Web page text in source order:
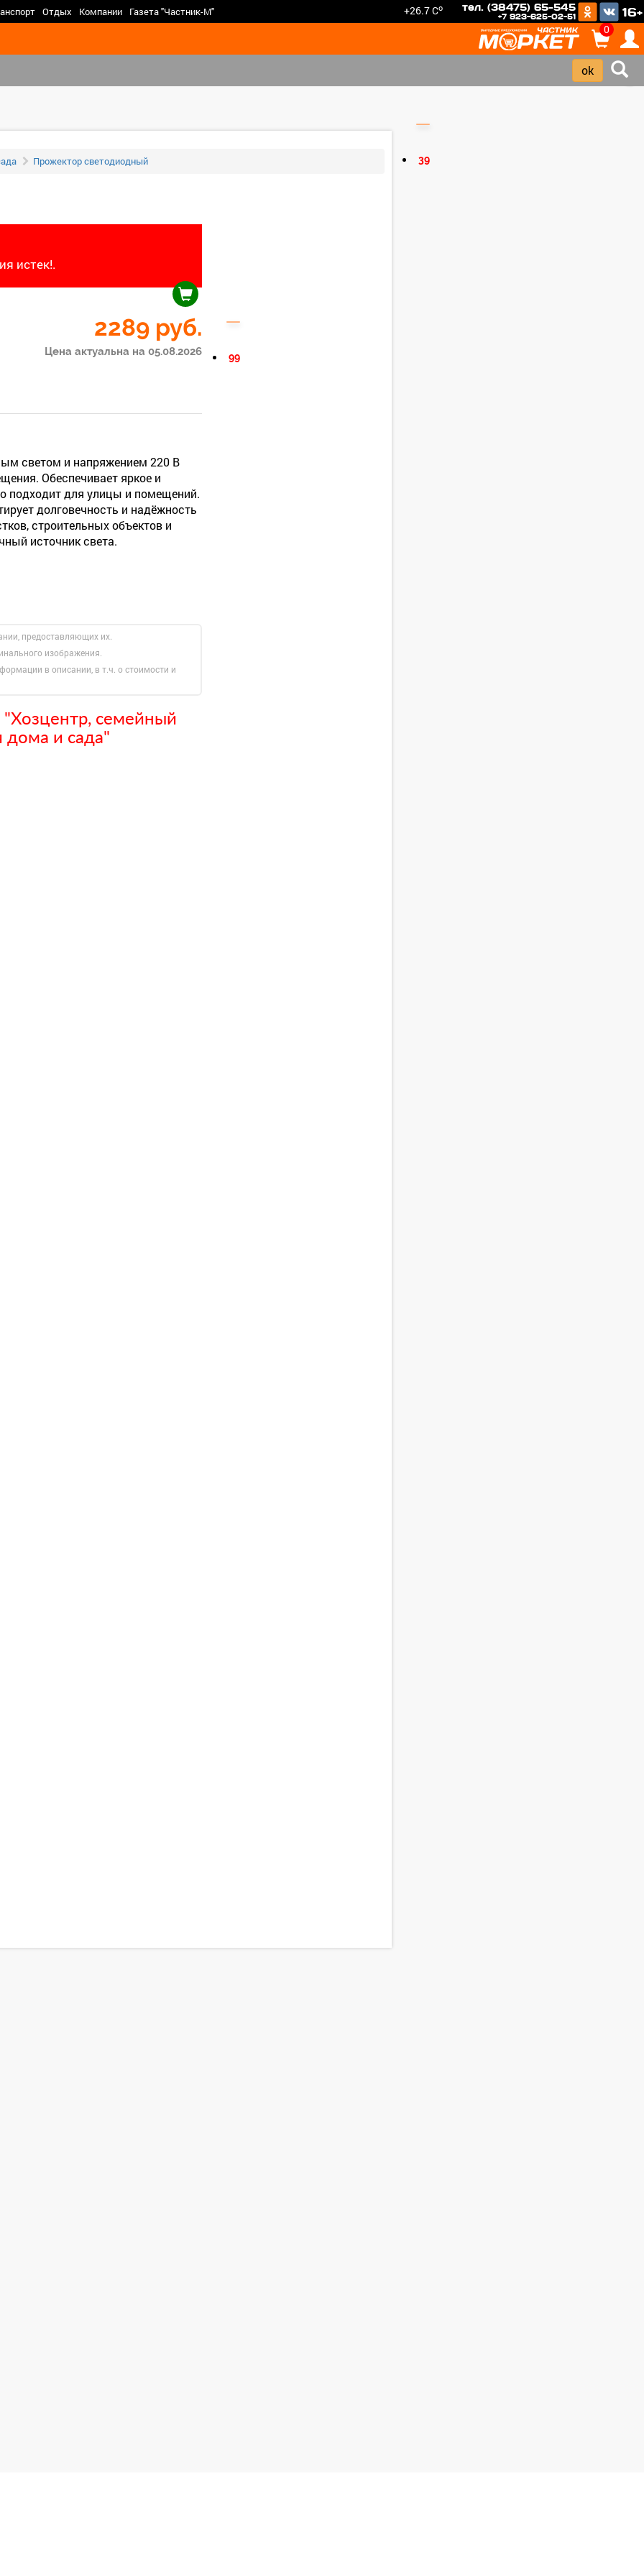
Отдых Компании Газета "Частник-М" +26.7 Co тел. (38475) 65-545
+7 923-625-02-51 16+
0
>
Прожектор светодиодный
истек!.
2289руб.
Цена актуальна на 05.08.2026
светом и напряжением 220 В
Обеспечивает яркое и
подходит для улицы и помещений.
долговечность и надёжность
строительных объектов и
источник света.
предоставляющих их.
изображения.
в описании, в т.ч. о стоимости и
семейный
дома и сада"
99
39
›